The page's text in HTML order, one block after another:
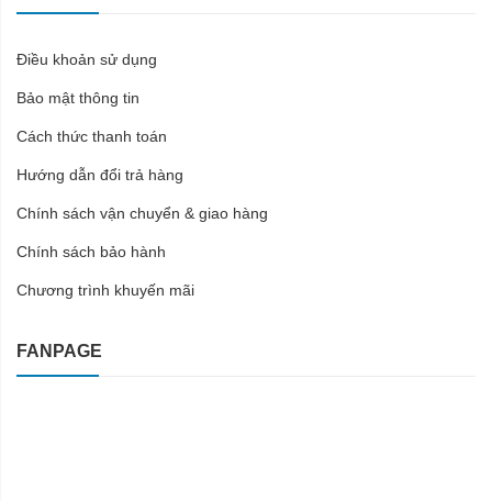
Điều khoản sử dụng
Bảo mật thông tin
Cách thức thanh toán
Hướng dẫn đổi trả hàng
Chính sách vận chuyển & giao hàng
Chính sách bảo hành
Chương trình khuyến mãi
FANPAGE